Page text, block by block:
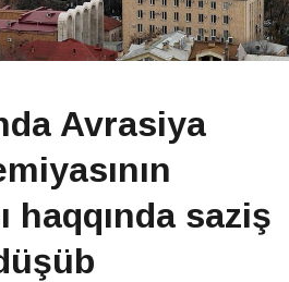
Avrasiya
haqqında saziş